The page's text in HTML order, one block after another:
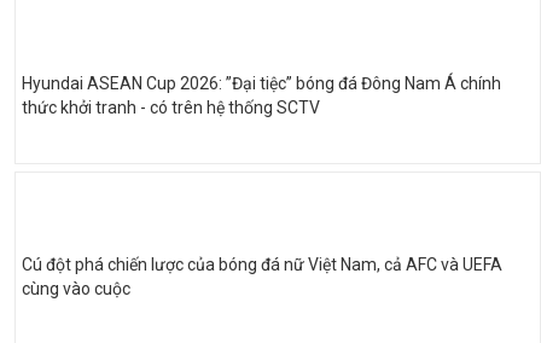
Hyundai ASEAN Cup 2026: ”Đại tiệc” bóng đá Đông Nam Á chính
thức khởi tranh - có trên hệ thống SCTV
Cú đột phá chiến lược của bóng đá nữ Việt Nam, cả AFC và UEFA
cùng vào cuộc